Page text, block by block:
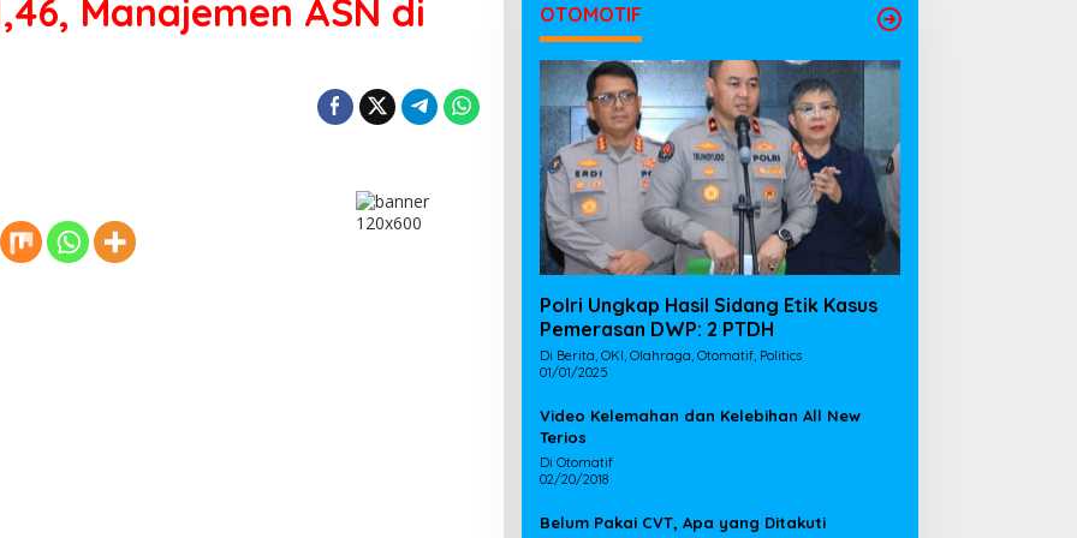
Manajemen ASN di
OTOMOTIF
Polri Ungkap Hasil Sidang Etik Kasus
Pemerasan DWP: 2 PTDH
Di Berita, OKI, Olahraga, Otomatif, Politics
01/01/2025
Video Kelemahan dan Kelebihan All New
Terios
Di Otomatif
02/20/2018
Belum Pakai CVT, Apa yang Ditakuti